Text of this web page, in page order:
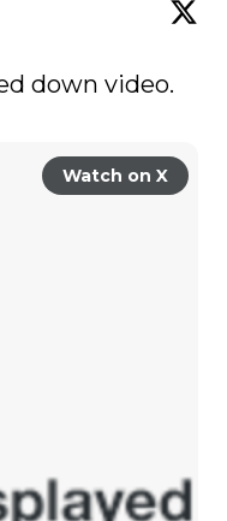
down video.
Watch on X